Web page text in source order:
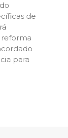
de
para